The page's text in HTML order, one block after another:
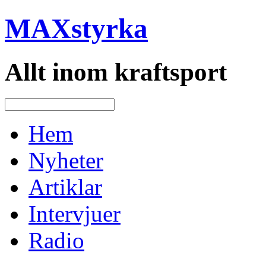
MAXstyrka
Allt inom kraftsport
Hem
Nyheter
Artiklar
Intervjuer
Radio